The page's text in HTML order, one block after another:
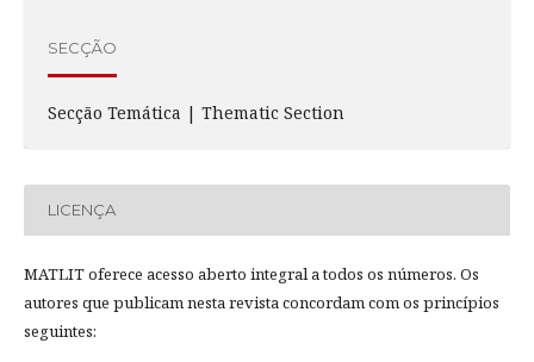
SECÇÃO
Secção Temática | Thematic Section
LICENÇA
MATLIT oferece acesso aberto integral a todos os números. Os
autores que publicam nesta revista concordam com os princípios
seguintes: